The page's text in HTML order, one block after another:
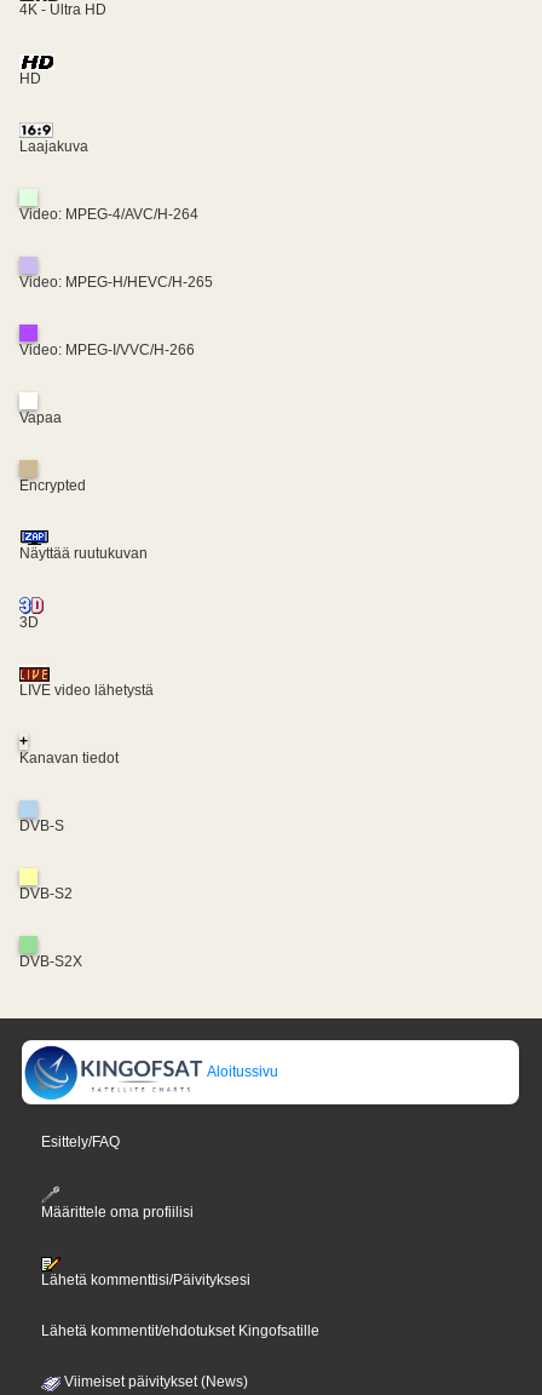
4K - Ultra HD
HD
Laajakuva
Video: MPEG-4/AVC/H-264
Video: MPEG-H/HEVC/H-265
Video: MPEG-I/VVC/H-266
Vapaa
Encrypted
Näyttää ruutukuvan
3D
LIVE video lähetystä
+
Kanavan tiedot
DVB-S
DVB-S2
DVB-S2X
Aloitussivu
Esittely/FAQ
Määrittele oma profiilisi
Lähetä kommenttisi/Päivityksesi
Lähetä kommentit/ehdotukset Kingofsatille
Viimeiset päivitykset (News)